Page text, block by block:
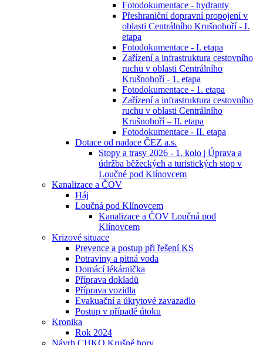
Fotodokumentace - hydranty
Přeshraniční dopravní propojení v
oblasti Centrálního Krušnohoří - I.
etapa
Fotodokumentace - I. etapa
Zařízení a infrastruktura cestovního
ruchu v oblasti Centrálního
Krušnohoří - 1. etapa
Fotodokumentace - 1. etapa
Zařízení a infrastruktura cestovního
ruchu v oblasti Centrálního
Krušnohoří – II. etapa
Fotodokumentace - II. etapa
Dotace od nadace ČEZ a.s.
Stopy a trasy 2026 - 1. kolo | Úprava a
údržba běžeckých a turistických stop v
Loučné pod Klínovcem
Kanalizace a ČOV
Háj
Loučná pod Klínovcem
Kanalizace a ČOV Loučná pod
Klínovcem
Krizové situace
Prevence a postup při řešení KS
Potraviny a pitná voda
Domácí lékárnička
Příprava dokladů
Příprava vozidla
Evakuační a úkrytové zavazadlo
Postup v případě útoku
Kronika
Rok 2024
Návrh CHKO Krušné hory